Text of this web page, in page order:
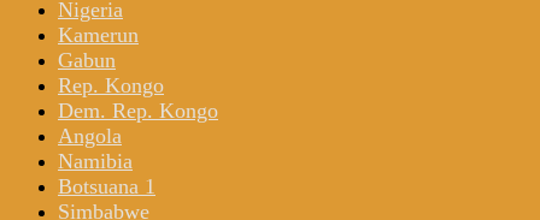
Nigeria
Kamerun
Gabun
Rep. Kongo
Dem. Rep. Kongo
Angola
Namibia
Botsuana 1
Simbabwe